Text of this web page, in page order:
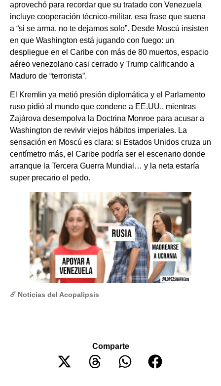
aprovechó para recordar que su tratado con Venezuela
incluye cooperación técnico-militar, esa frase que suena
a “si se arma, no te dejamos solo”. Desde Moscú insisten
en que Washington está jugando con fuego: un
despliegue en el Caribe con más de 80 muertos, espacio
aéreo venezolano casi cerrado y Trump calificando a
Maduro de “terrorista”.
El Kremlin ya metió presión diplomática y el Parlamento
ruso pidió al mundo que condene a EE.UU., mientras
Zajárova desempolva la Doctrina Monroe para acusar a
Washington de revivir viejos hábitos imperiales. La
sensación en Moscú es clara: si Estados Unidos cruza un
centímetro más, el Caribe podría ser el escenario donde
arranque la Tercera Guerra Mundial… y la neta estaría
super precario el pedo.
☄️ Noticias del Acopalipsis
Comparte